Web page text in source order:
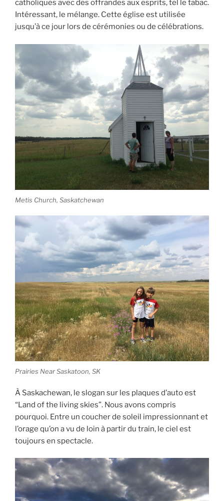
catholiques avec des offrandes aux esprits, tel le tabac.
Intéressant, le mélange. Cette église est utilisée
jusqu’à ce jour lors de cérémonies ou de célébrations.
Metis Church, Saskatchewan
Prairies Near Saskatoon, SK
À Saskachewan, le slogan sur les plaques d’auto est
“Land of the living skies”. Nous avons compris
pourquoi. Entre un coucher de soleil impressionnant et
l’orage qu’on a vu de loin à partir du train, le ciel est
toujours en spectacle.